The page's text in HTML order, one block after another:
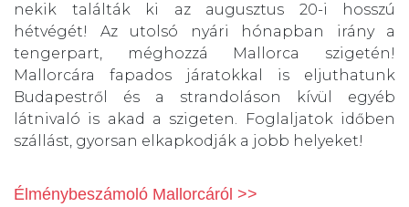
nekik találták ki az augusztus 20-i hosszú
hétvégét! Az utolsó nyári hónapban irány a
tengerpart, méghozzá Mallorca szigetén!
Mallorcára fapados járatokkal is eljuthatunk
Budapestről és a strandoláson kívül egyéb
látnivaló is akad a szigeten. Foglaljatok időben
szállást, gyorsan elkapkodják a jobb helyeket!
Élménybeszámoló Mallorcáról >>